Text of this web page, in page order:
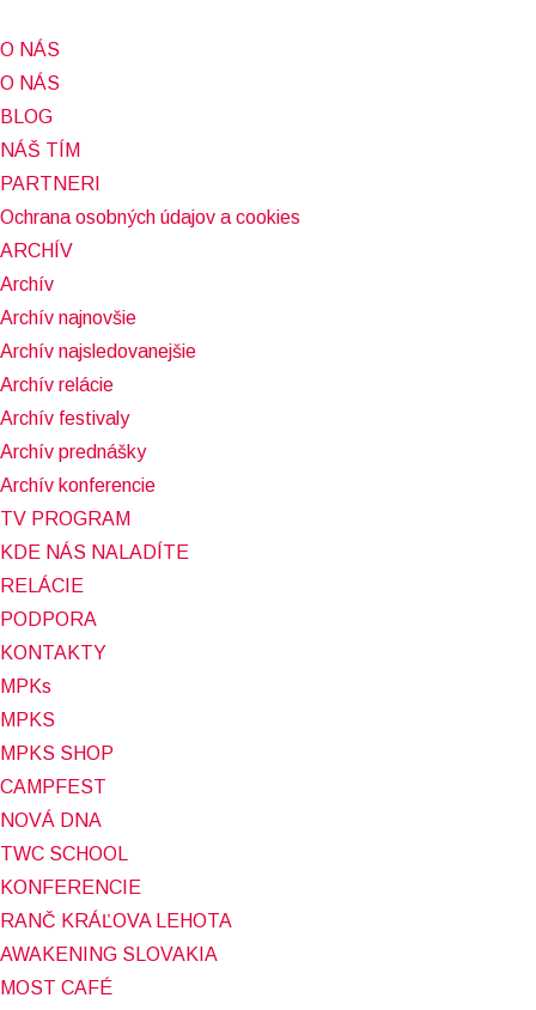
O NÁS
O NÁS
BLOG
NÁŠ TÍM
PARTNERI
Ochrana osobných údajov a cookies
ARCHÍV
Archív
Archív najnovšie
Archív najsledovanejšie
Archív relácie
Archív festivaly
Archív prednášky
Archív konferencie
TV PROGRAM
KDE NÁS NALADÍTE
RELÁCIE
PODPORA
KONTAKTY
MPKs
MPKS
MPKS SHOP
CAMPFEST
NOVÁ DNA
TWC SCHOOL
KONFERENCIE
RANČ KRÁĽOVA LEHOTA
AWAKENING SLOVAKIA
MOST CAFÉ